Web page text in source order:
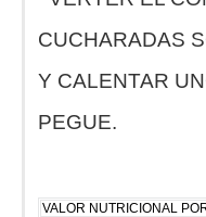
CUCHARADAS
Y CALENTAR
PEGUE.
VALOR NUTRICIONAL